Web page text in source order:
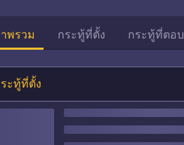
พรวม กระทู้ที่ตั้ง กระทู้ที่ตอบ
ะทู้ที่ตั้ง